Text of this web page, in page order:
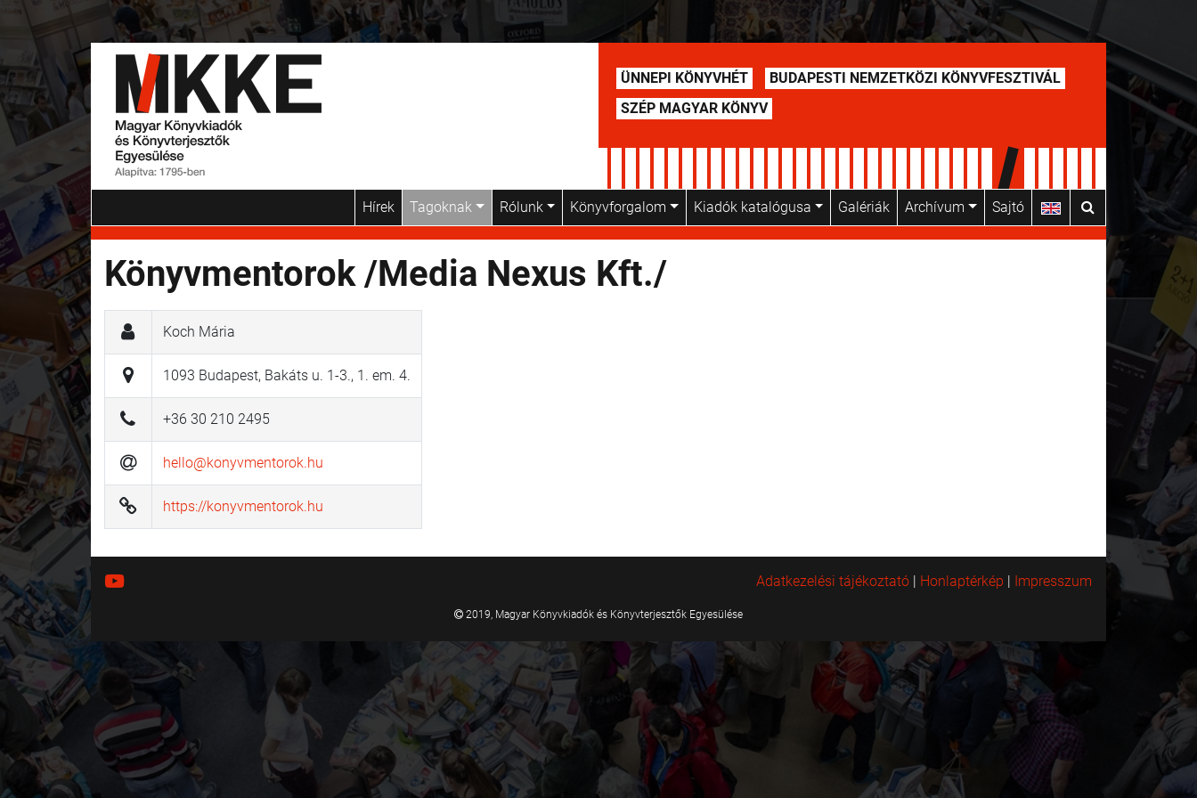
ÜNNEPI KÖNYVHÉT
BUDAPESTI NEMZETKÖZI KÖNYVFESZTIVÁL
SZÉP MAGYAR KÖNYV
Hírek Tagoknak Rólunk Könyvforgalom Kiadók katalógusa Galériák Archívum Sajtó
Könyvmentorok /Media Nexus Kft./
Koch Mária
1093 Budapest, Bakáts u. 1-3., 1. em. 4.
+36 30 210 2495
hello@konyvmentorok.hu
https://konyvmentorok.hu
Adatkezelési tájékoztató | Honlaptérkép | Impresszum
2019, Magyar Könyvkiadók és Könyvterjesztők Egyesülése